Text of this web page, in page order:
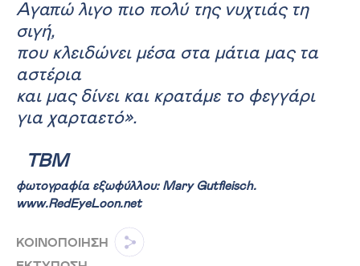
Αγαπώ λιγο πιο πολύ της νυχτιάς τη
σιγή,
που κλειδώνει μέσα στα μάτια μας τα
αστέρια
και μας δίνει και κρατάμε το φεγγάρι
για χαρταετό».
ΤΒΜ
φωτογραφία εξωφύλλου: Mary Gutfleisch.
www.RedEyeLoon.net
ΚΟΙΝΟΠΟΙΗΣΗ